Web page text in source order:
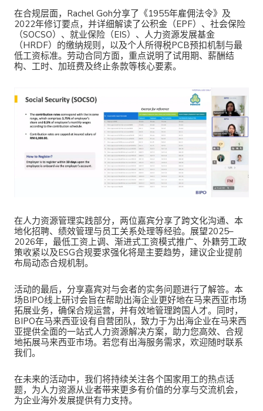
在合规层面，Rachel Goh分享了《1955年雇佣法令》及
2022年修订要点，并详细解读了公积金（EPF）、社会保险
（SOCSO）、就业保险（EIS）、人力资源发展基金
（HRDF）的缴纳规则，以及个人所得税PCB预扣机制与最
低工资标准。劳动合同方面，重点说明了试用期、 薪酬结
构、工时、加班费及终止条款等核心要素。
在人力资源管理实践部分，两位嘉宾分享了跨文化沟通、本
地化招聘、绩效管理与员工关系处理等经验。展望2025–
2026年，最低工资上调、渐进式工资模式推广、外籍劳工政
策收紧以及ESG合规要求强化将是主要趋势，建议企业提前
布局动态合规机制。
活动的最后，分享嘉宾对与会者的实务问题进行了解答。本
场BIPO线上研讨会旨在帮助出海企业更好地在马来西亚市场
拓展业务，确保合规运营，并有效地管理跨国人才。同时，
BIPO在马来西亚设有自营团队，致力于为出海企业在马来西
亚提供全面的一站式人力资源解决方案，助力您高效、合规
地拓展马来西亚市场。若您有出海服务需求，欢迎随时联系
我们。
在未来的活动中，我们将持续关注各个国家用工的热点话
题，为人力资源从业者带来更多有价值的分享与交流机会，
为企业海外发展提供有力支持。